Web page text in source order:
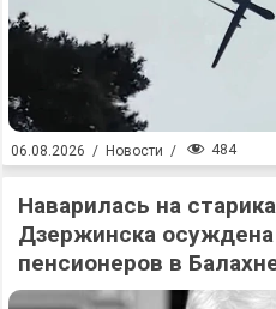
06.08.2026 / Новости / 484
Наварилась на
Дзержинска
пенсионеров в